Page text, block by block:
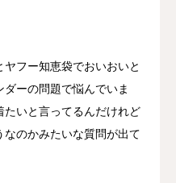
フー知恵袋でおいおいと
ーの問題で悩んでいま
いと言ってるんだけれど
なのかみたいな質問が出て